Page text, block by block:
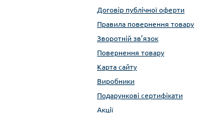
Договір публічної оферти
Правила повернення товару
Зворотній зв’язок
Повернення товару
Карта сайту
Виробники
Подарункові сертифікати
Акції